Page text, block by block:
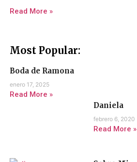
Read More »
Most Popular:
Boda de Ramona
enero 17, 2025
Read More »
Daniela
febrero 6, 2020
Read More »